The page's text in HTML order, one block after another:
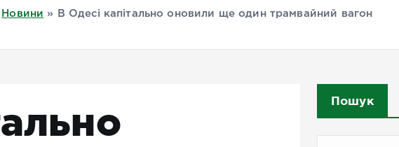
Новини » В Одесі капітально оновили ще один трамвайний вагон
Пошук